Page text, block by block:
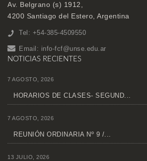
Av. Belgrano (s) 1912,
4200 Santiago del Estero, Argentina
Tel: +54-385-4509550
Email: info-fcf@unse.edu.ar
NOTICIAS RECIENTES
7 AGOSTO, 2026
HORARIOS DE CLASES- SEGUND...
7 AGOSTO, 2026
REUNIÓN ORDINARIA Nº 9 /...
13 JULIO, 2026